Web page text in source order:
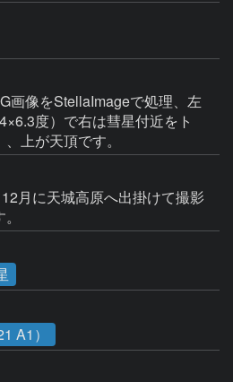
画像をStellaImageで処理、左
度）で右は彗星付近をト
上が天頂です。
月に天城高原へ出掛けて撮影
A1）